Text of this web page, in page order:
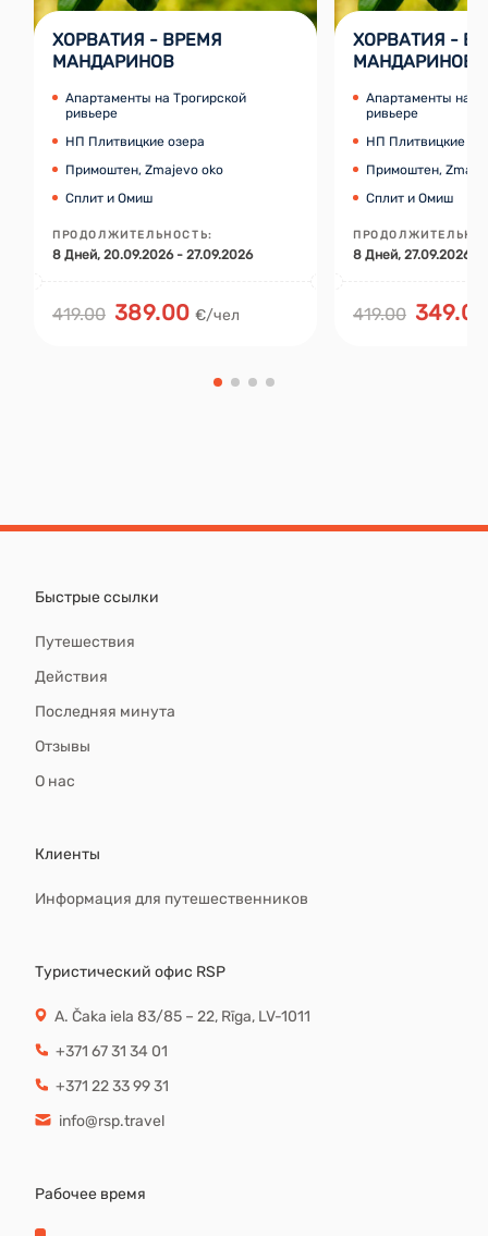
ХОРВАТИЯ - ВРЕМЯ
МАНДАРИНОВ
Апартаменты на Трогирской
ривьере
НП Плитвицкие озера
Примоштен, Zmajevo oko
Сплит и Омиш
ПРОДОЛЖИТЕЛЬНОСТЬ:
8 Дней, 20.09.2026 - 27.09.2026
419.00 389.00 €/чел
ХОРВАТИЯ -
МАНДАРИНОВ
Апартаменты на
ривьере
НП Плитвицкие
Примоштен,
Сплит и Омиш
8 Дней, 27.09.2026 -
419.00
Быстрые ссылки
Путешествия
Действия
Последняя минута
Отзывы
О нас
Клиенты
Информация для путешественников
Туристический офис RSP
A. Čaka iela 83/85 – 22, Rīga, LV-1011
+371 67 31 34 01
+371 22 33 99 31
info@rsp.travel
Рабочее время